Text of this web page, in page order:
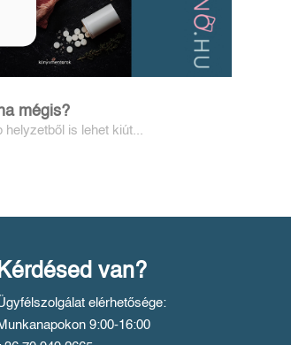
mégis?
helyzetből is lehet kiút...
van?
elérhetősége:
9:00-16:00